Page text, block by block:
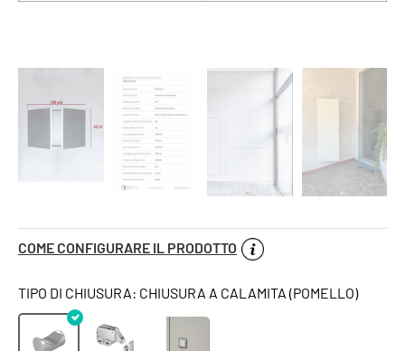
COME CONFIGURARE IL PRODOTTO
TIPO DI CHIUSURA: CHIUSURA A CALAMITA (POMELLO)